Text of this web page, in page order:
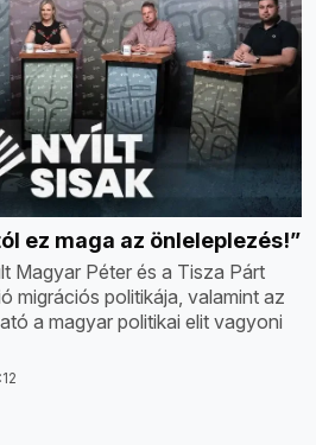
ez maga az önleleplezés!”
Magyar Péter és a Tisza Párt
migrációs politikája, valamint az
a magyar politikai elit vagyoni